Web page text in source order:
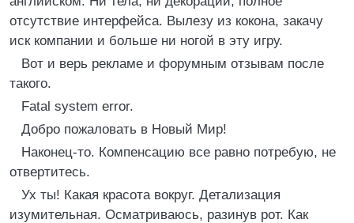
отсутствие интерфейса. Вылезу из кокона, закачу
иск компании и больше ни ногой в эту игру.
Вот и верь рекламе и форумным отзывам после
такого.
Fatal system error.
Добро пожаловать в Новый Мир!
Наконец-то. Компенсацию все равно потребую, не
отвертитесь.
Ух ты! Какая красота вокруг. Детализация
изумительная. Осматриваюсь, разинув рот. Как